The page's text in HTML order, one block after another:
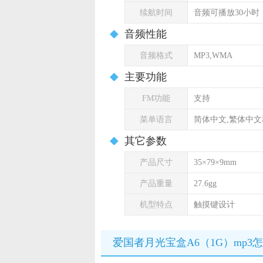
续航时间 音频可播放30小时
音频性能
音频格式 MP3,WMA
主要功能
FM功能 支持
菜单语言 简体中文,繁体中
其它参数
产品尺寸 35×79×9mm
产品重量 27.6gg
机型特点 触摸键设计
爱国者月光宝盒A6（1G）mp3